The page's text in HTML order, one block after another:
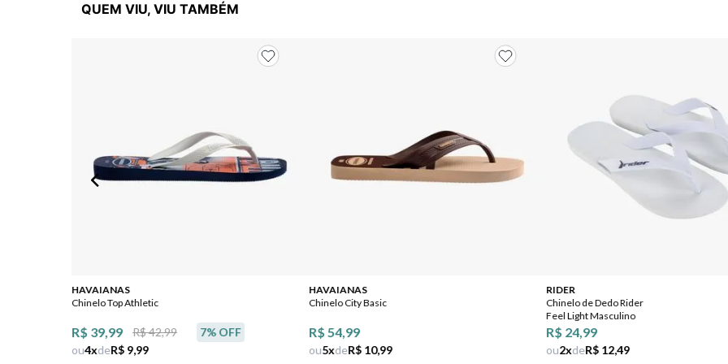
QUEM VIU, VIU TAMBÉM
HAVAIANAS
Chinelo Top Athletic
R$ 39,99 R$ 42,99 7% OFF
ou4xdeR$ 9,99
HAVAIANAS
Chinelo City Basic
R$ 54,99
ou5xdeR$ 10,99
RIDER
Chinelo de Dedo Rider
Feel Light Masculino
R$ 24,99
ou2xdeR$ 12,49